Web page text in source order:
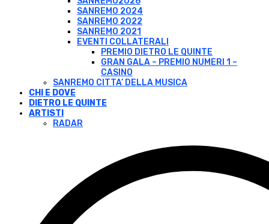
SANREMO 2024
SANREMO 2022
SANREMO 2021
EVENTI COLLATERALI
PREMIO DIETRO LE QUINTE
GRAN GALA – PREMIO NUMERI 1 –
CASINO
SANREMO CITTA’ DELLA MUSICA
CHI E DOVE
DIETRO LE QUINTE
ARTISTI
RADAR